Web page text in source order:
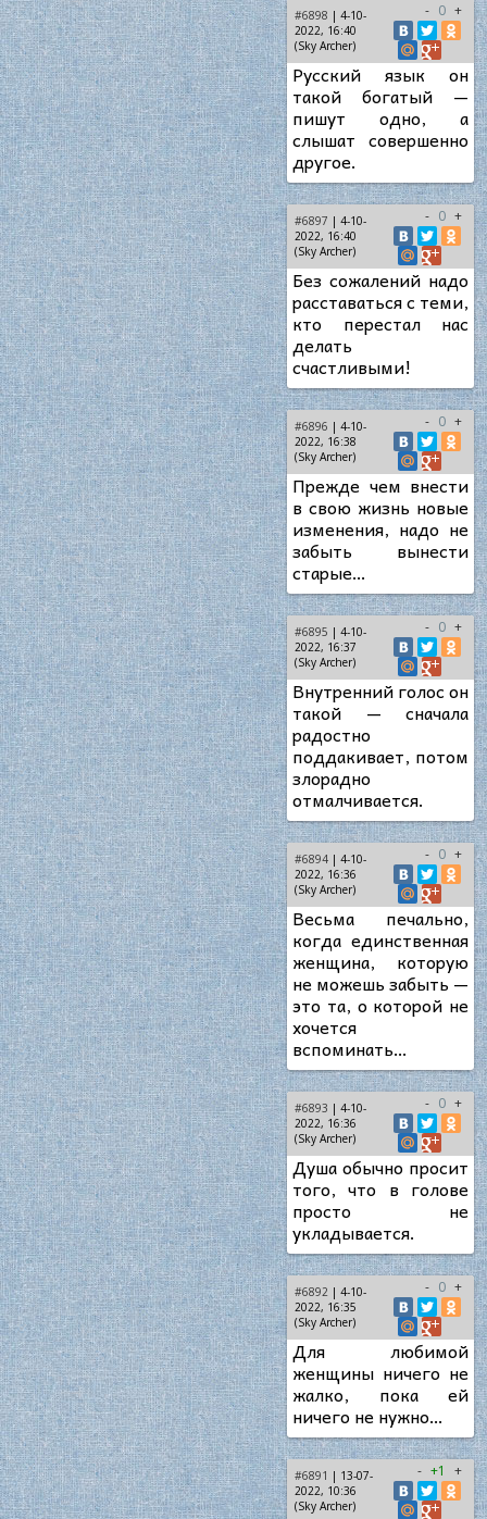
#6898 | 4-10-
2022, 16:40
(Sky Archer)
- 0 +
Русский язык он
такой богатый —
пишут одно, а
слышат совершенно
другое.
#6897 | 4-10-
2022, 16:40
(Sky Archer)
- 0 +
Без сожалений надо
расставаться с теми,
кто перестал нас
делать
счастливыми!
#6896 | 4-10-
2022, 16:38
(Sky Archer)
- 0 +
Прежде чем внести
в свою жизнь новые
изменения, надо не
забыть вынести
старые…
#6895 | 4-10-
2022, 16:37
(Sky Archer)
- 0 +
Внутренний голос он
такой — сначала
радостно
поддакивает, потом
злорадно
отмалчивается.
#6894 | 4-10-
2022, 16:36
(Sky Archer)
- 0 +
Весьма печально,
когда единственная
женщина, которую
не можешь забыть —
это та, о которой не
хочется
вспоминать…
#6893 | 4-10-
2022, 16:36
(Sky Archer)
- 0 +
Душа обычно просит
того, что в голове
просто не
укладывается.
#6892 | 4-10-
2022, 16:35
(Sky Archer)
- 0 +
Для любимой
женщины ничего не
жалко, пока ей
ничего не нужно…
#6891 | 13-07-
2022, 10:36
(Sky Archer)
- +1 +